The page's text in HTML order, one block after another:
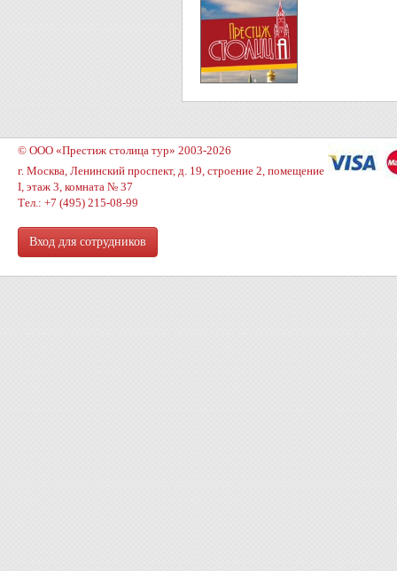
© ООО «Престиж столица тур» 2003-2026
г. Москва, Ленинский проспект, д. 19, строение 2, помещение
I, этаж 3, комната № 37
Тел.: +7 (495) 215-08-99
Вход для сотрудников